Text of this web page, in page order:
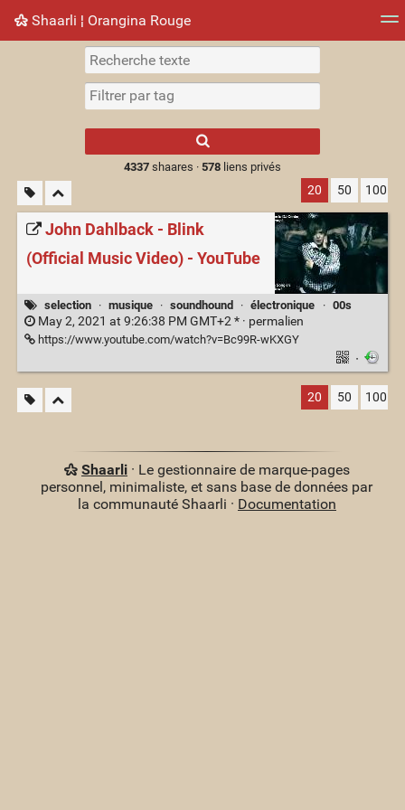
Shaarli ¦ Orangina Rouge
Nuage de tags Mur d'images
results.
4337shaares · 578liens privés
20 50 100
John Dahlback - Blink
(Official Music Video) - YouTube
selection · musique · soundhound · électronique · 00s
May 2, 2021 at 9:26:38 PM GMT+2 * · permalien
https://www.youtube.com/watch?v=Bc99R-wKXGY
·
20 50 100
Shaarli· Le gestionnaire de marque-pages
personnel, minimaliste, et sans base de données par
la communauté Shaarli · Documentation